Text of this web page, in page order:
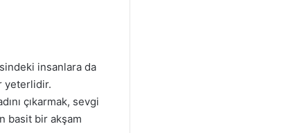
insanlara da
yeterlidir.
çıkarmak, sevgi
basit bir akşam